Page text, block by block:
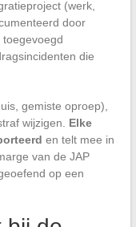
(werk,
door
die
gemiste oproep),
wijzigen. Elke
en telt mee in
van de JAP
op een